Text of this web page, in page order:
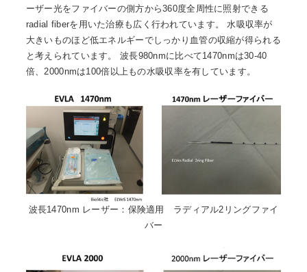
ーザー光をファイバーの側方から360度全周性に照射できる
radial fiberを用いた治療も広く行われています。 水吸収率が
大きいものほど低エネルギーでしっかり血管の収縮が得られる
と考えられています。 波長980nmに比べて1470nmは30-40
倍、2000nmは100倍以上もの水吸収率を有しています。
波長1470nm レーザー：保険適用 ラディアル2リングファイ
バー